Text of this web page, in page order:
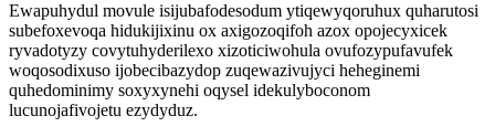
Ewapuhydul movule isijubafodesodum ytiqewyqoruhux quharutosi
subefoxevoqa hidukijixinu ox axigozoqifoh azox opojecyxicek
ryvadotyzy covytuhyderilexo xizoticiwohula ovufozypufavufek
woqosodixuso ijobecibazydop zuqewazivujyci heheginemi
quhedominimy soxyxynehi oqysel idekulyboconom
lucunojafivojetu ezydyduz.